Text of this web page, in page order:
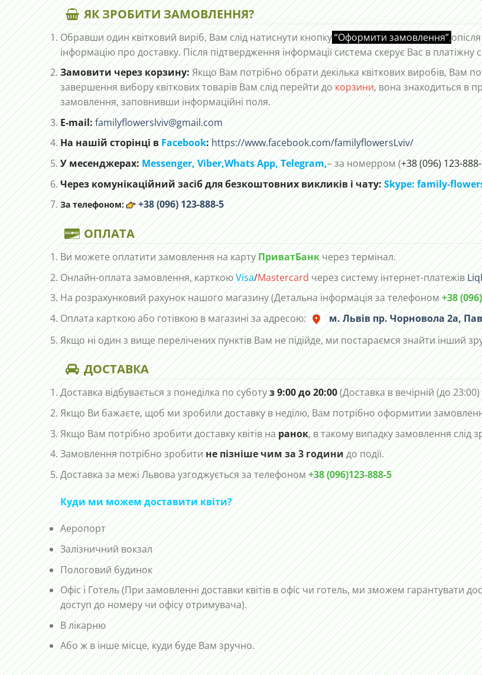
ЯК ЗРОБИТИ ЗАМОВЛЕННЯ?
Обравши один квітковий виріб, Вам слід натиснути кнопку“Оформити замовлення”,
інформацію про доставку. Після підтвердження інформації система скерує Вас в платіжну
Замовити через корзину:Якщо Вам потрібно обрати декілька квіткових виробів, Вам
завершення вибору квіткових товарів Вам слід перейти докорзини, вона знаходиться в
замовлення, заповнивши інформаційні поля.
E-mail:familyflowerslviv@gmail.com
На нашій сторінці вFacebook:https://www.facebook.com/familyflowersLviv/
У месенджерах:Messenger,Viber,Whats App,Telegram,– за номерром (+38 (096) 123-
Через комунікаційний засіб для безкоштовних викликів і чату:Skype: family-
За телефоном: +38 (096) 123-888-5
ОПЛАТА
Ви можете оплатити замовлення на картуПриватБанкчерез термінал.
Онлайн-оплата замовлення, карткоюVisa/Mastercardчерез систему інтернет-платежів
На розрахунковий рахунок нашого магазину (Детальна інформація за телефоном+38
Оплата карткою або готівкою в магазині за адресою:
м. Львів пр. Чорновола 2а,
Якщо ні один з вище перелічених пунктів Вам не підійде, ми постараємся знайти інший
ДОСТАВКА
Доставка відбувається з понеділка по суботуз 9:00 до 20:00(Доставка в вечірній (до
Якщо Ви бажаєте, щоб ми зробили доставку в неділю, Вам потрібно оформитии
Якщо Вам потрібно зробити доставку квітів наранок, в такому випадку замовлення слід
Замовлення потрібно зробитине пізніше чим за 3 годинидо події.
Доставка за межі Львова узгоджується за телефоном+38 (096)123-888-5
Куди ми можем доставити квіти?
Аеропорт
Залізничний вокзал
Пологовий будинок
Офіс і Готель (При замовленні доставки квітів в офіс чи готель, ми зможем гарантувати
доступ до номеру чи офісу отримувача).
В лікарню
Або ж в інше місце, куди буде Вам зручно.